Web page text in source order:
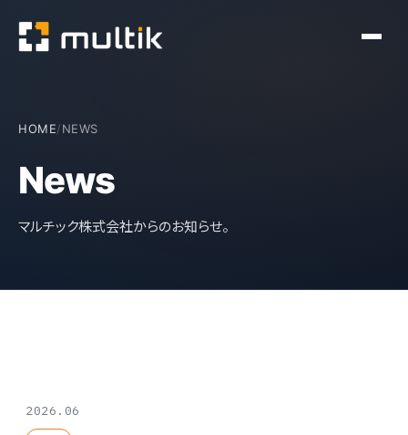
HOME/NEWS
News
マルチック株式会社からのお知らせ。
2026.06